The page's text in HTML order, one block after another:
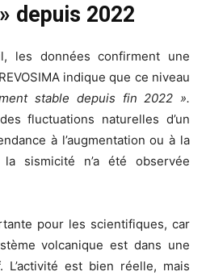
depuis 2022
les données confirment une
indique que ce niveau
stable depuis fin 2022 ».
fluctuations naturelles d’un
à l’augmentation ou à la
sismicité n’a été observée
pour les scientifiques, car
volcanique est dans une
L’activité est bien réelle, mais